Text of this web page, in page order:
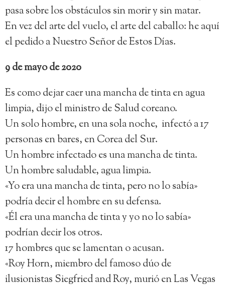
pasa sobre los obstáculos sin morir y sin matar.
En vez del arte del vuelo, el arte del caballo: he aquí
el pedido a Nuestro Señor de Estos Días.
9 de mayo de 2020
Es como dejar caer una mancha de tinta en agua
limpia, dijo el ministro de Salud coreano.
Un solo hombre, en una sola noche, infectó a 17
personas en bares, en Corea del Sur.
Un hombre infectado es una mancha de tinta.
Un hombre saludable, agua limpia.
«Yo era una mancha de tinta, pero no lo sabía»
podría decir el hombre en su defensa.
«Él era una mancha de tinta y yo no lo sabía»
podrían decir los otros.
17 hombres que se lamentan o acusan.
«Roy Horn, miembro del famoso dúo de
ilusionistas Siegfried and Roy, murió en Las Vegas